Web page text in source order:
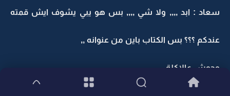
سعاد : ابد ,,,, ولا شي ,,,, بس هو يبي يشوف ايش قمته
عندكم ؟؟؟ بس الكتاب باين من عنوانه ,,
وحوش عالاكلة .